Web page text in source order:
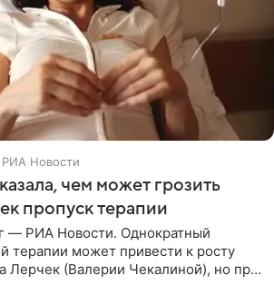
Новости
чем может грозить
пропуск терапии
— РИА Новости. Однократный
терапии может привести к росту
Лерчек (Валерии Чекалиной), но при